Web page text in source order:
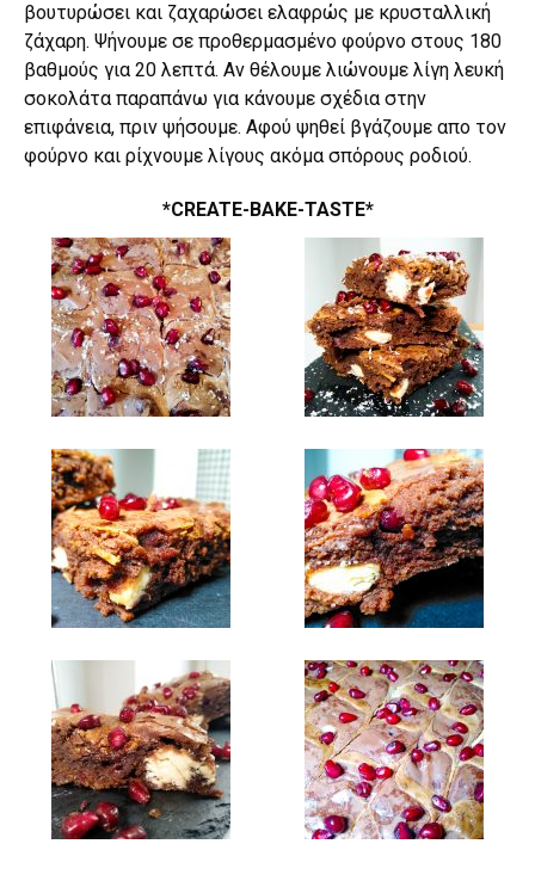
βουτυρώσει και ζαχαρώσει ελαφρώς με κρυσταλλική
ζάχαρη. Ψήνουμε σε προθερμασμένο φούρνο στους 180
βαθμούς για 20 λεπτά. Αν θέλουμε λιώνουμε λίγη λευκή
σοκολάτα παραπάνω για κάνουμε σχέδια στην
επιφάνεια, πριν ψήσουμε. Αφού ψηθεί βγάζουμε απο τον
φούρνο και ρίχνουμε λίγους ακόμα σπόρους ροδιού.
*CREATE-BAKE-TASTE*